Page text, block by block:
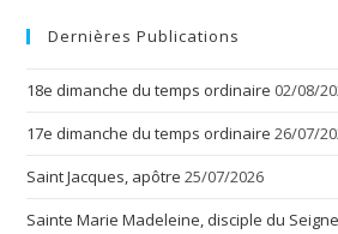
Dernières Publications
18e dimanche du temps ordinaire 02/08/
17e dimanche du temps ordinaire 26/07/
Saint Jacques, apôtre 25/07/2026
Sainte Marie Madeleine, disciple du